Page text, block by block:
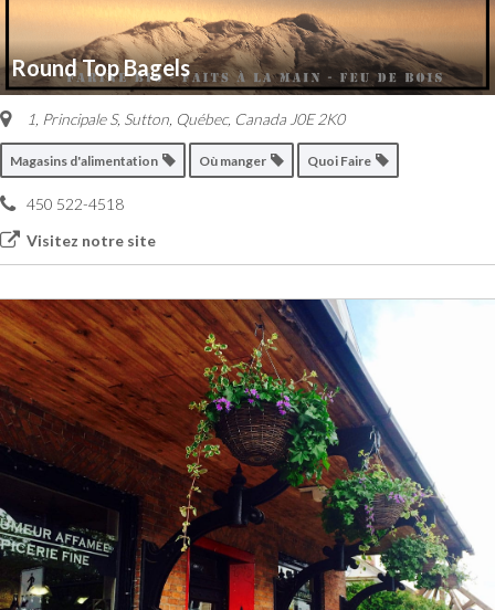
Round Top Bagels
1, Principale S, Sutton, Québec, Canada J0E 2K0
Magasins d'alimentation Où manger Quoi Faire
450 522-4518
Visitez notre site